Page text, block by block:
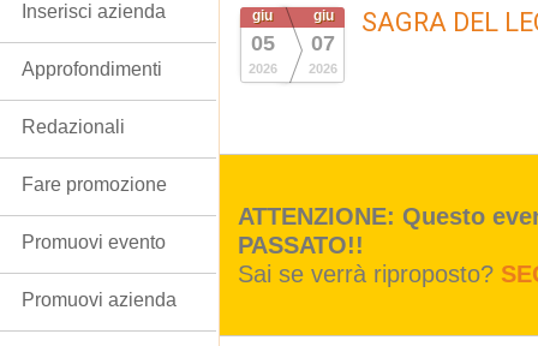
giu
05
2026
giu
07
2026
SAGRA DEL
ATTENZIONE: Questo
PASSATO!!
Sai se verrà riproposto?
Inserisci azienda
Approfondimenti
Redazionali
Fare promozione
Promuovi evento
Promuovi azienda